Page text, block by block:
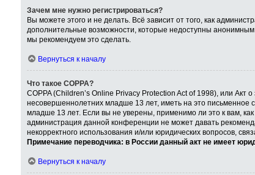
Зачем мне нужно регистрироваться?
Вы можете этого и не делать. Всё зависит от того, как
дополнительные возможности, которые недоступны анонимным
мы рекомендуем это сделать.
Вернуться к началу
Что такое COPPA?
COPPA (Children’s Online Privacy Protection Act of 1998), или
несовершеннолетних младше 13 лет, иметь на это письменное
младше 13 лет. Если вы не уверены, применимо ли это к вам,
администрация данной конференции не может давать
некорректного использования и/или юридических вопросов,
Примечание переводчика: в России данный акт не имеет
Вернуться к началу